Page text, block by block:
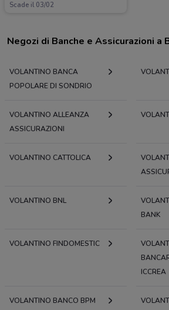
Scade il 03/02
Negozi di Banche e Assicurazioni a
VOLANTINO BANCA
POPOLARE DI SONDRIO
VOLANTINO ALLEANZA
ASSICURAZIONI
VOLANTINO CATTOLICA
VOLANTINO BNL
BANK
VOLANTINO FINDOMESTIC
ICCREA
VOLANTINO BANCO BPM